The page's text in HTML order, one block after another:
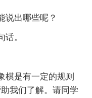
说出哪些呢？
话。
棋是有一定的规则
我们了解。请同学